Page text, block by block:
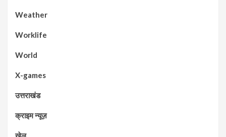
Weather
Worklife
World
X-games
उत्तराखंड
क्राइम न्यूज़